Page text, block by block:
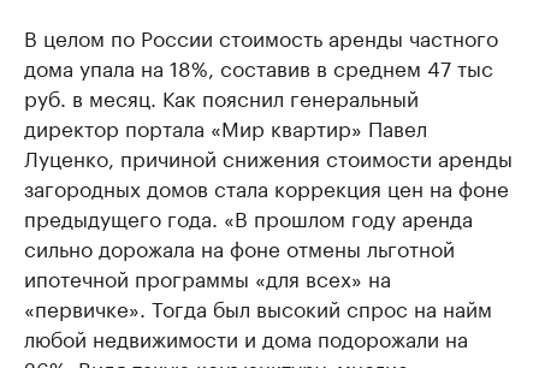
В целом по России стоимость аренды частного
дома упала на 18%, составив в среднем 47 тыс
руб. в месяц. Как пояснил генеральный
директор портала «Мир квартир» Павел
Луценко, причиной снижения стоимости аренды
загородных домов стала коррекция цен на фоне
предыдущего года. «В прошлом году аренда
сильно дорожала на фоне отмены льготной
ипотечной программы «для всех» на
«первичке». Тогда был высокий спрос на найм
любой недвижимости и дома подорожали на